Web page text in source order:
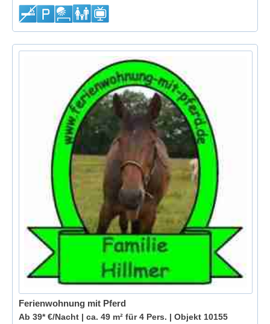
Ferienwohnung mit Pferd
Ab 39* €/Nacht | ca. 49 m² für 4 Pers. | Objekt 10155